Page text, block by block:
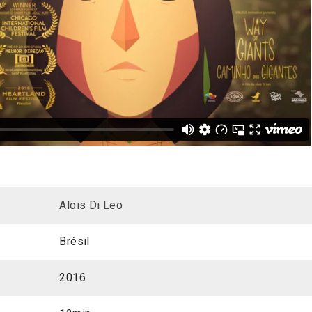
Alois Di Leo
Brésil
2016